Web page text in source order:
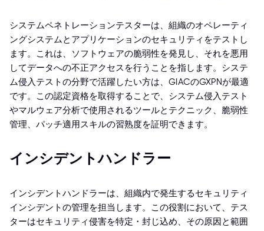
システムペネトレーションテスターは、組織のオペレーティ
ングシステムとアプリケーションのセキュリティをテストし
ます。これは、ソフトウェアの脆弱性を発見し、それを悪用
してデータへの不正アクセスを行うことを指します。システ
ム侵入テストの分野で活躍したい方は、GIACのGXPNが最適
です。この認定資格を取得することで、システム侵入テスト
やマルウェア分析で使用されるツールとテクニック、脆弱性
管理、パッチ適用スキルの習熟度を証明できます。
インシデントハンドラー
インシデントハンドラーは、組織内で発生するセキュリティ
インシデントの管理を担当します。この役割において、テス
ターはセキュリティ侵害を特定・封じ込め、その原因と範囲